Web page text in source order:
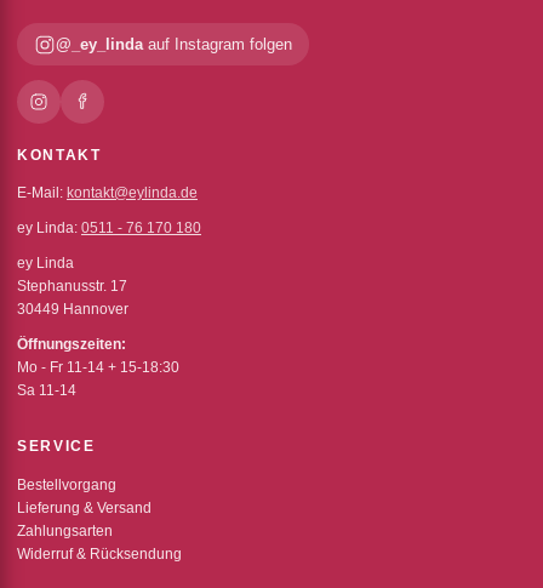
@_ey_lindaauf Instagram folgen
KONTAKT
E-Mail: kontakt@eylinda.de
ey Linda: 0511 - 76 170 180
ey Linda
Stephanusstr. 17
30449 Hannover
Öffnungszeiten:
Mo - Fr 11-14 + 15-18:30
Sa 11-14
SERVICE
Bestellvorgang
Lieferung & Versand
Zahlungsarten
Widerruf & Rücksendung